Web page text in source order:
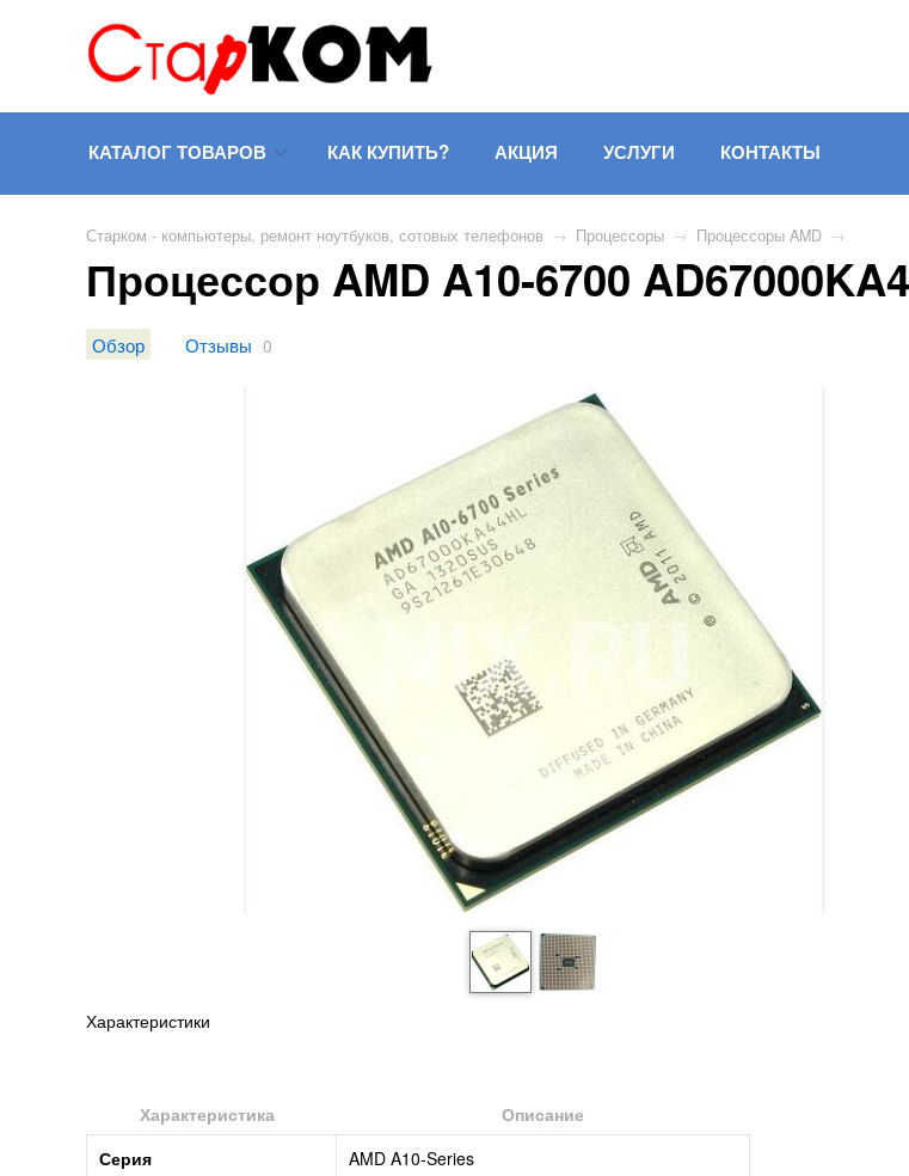
КАТАЛОГ ТОВАРОВ КАК КУПИТЬ? АКЦИЯ УСЛУГИ КОНТАКТЫ
Старком - компьютеры, ремонт ноутбуков, сотовых телефонов → Процессоры → Процессоры AMD →
Процессор AMD A10-6700
Обзор Отзывы 0
Характеристики
Характеристика
Описание
Серия
AMD A10-Series